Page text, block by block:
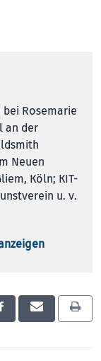
Rosemarie
an der
Neuen
Köln; KIT-
u. v.